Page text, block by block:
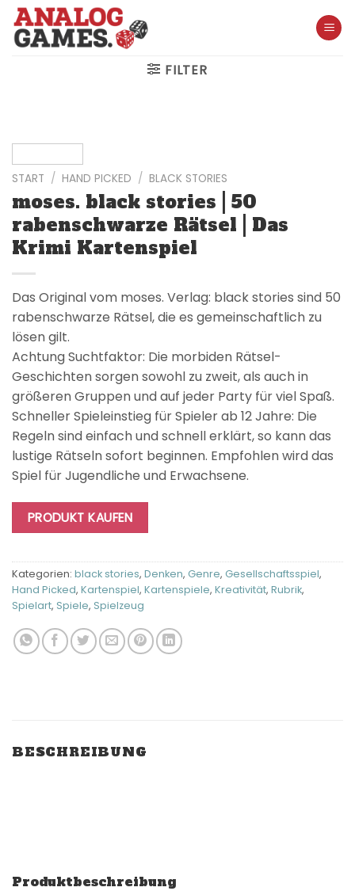
Skip
content
FILTER
START / HAND PICKED / BLACK STORIES
moses. black stories | 50
rabenschwarze Rätsel | Das
Krimi Kartenspiel
Das Original vom moses. Verlag: black stories sind 50
rabenschwarze Rätsel, die es gemeinschaftlich zu
lösen gilt.
Achtung Suchtfaktor: Die morbiden Rätsel-
Geschichten sorgen sowohl zu zweit, als auch in
größeren Gruppen und auf jeder Party für viel Spaß.
Schneller Spieleinstieg für Spieler ab 12 Jahre: Die
Regeln sind einfach und schnell erklärt, so kann das
lustige Rätseln sofort beginnen. Empfohlen wird das
Spiel für Jugendliche und Erwachsene.
PRODUKT KAUFEN
Kategorien: black stories, Denken, Genre, Gesellschaftsspiel,
Hand Picked, Kartenspiel, Kartenspiele, Kreativität, Rubrik,
Spielart, Spiele, Spielzeug
BESCHREIBUNG
Produktbeschreibung